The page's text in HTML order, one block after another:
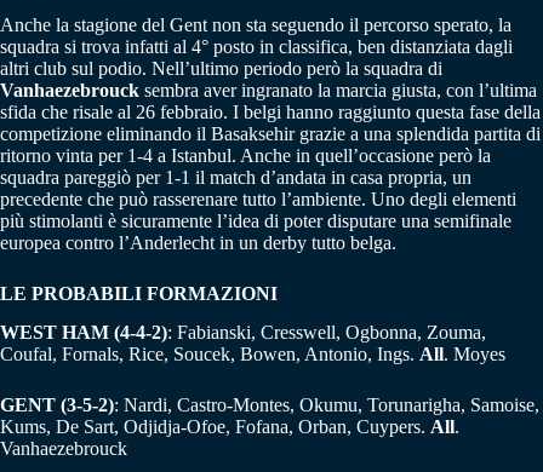
Anche la stagione del Gent non sta seguendo il percorso sperato, la
squadra si trova infatti al 4° posto in classifica, ben distanziata dagli
altri club sul podio. Nell’ultimo periodo però la squadra di
Vanhaezebrouck sembra aver ingranato la marcia giusta, con l’ultima
sfida che risale al 26 febbraio. I belgi hanno raggiunto questa fase della
competizione eliminando il Basaksehir grazie a una splendida partita di
ritorno vinta per 1-4 a Istanbul. Anche in quell’occasione però la
squadra pareggiò per 1-1 il match d’andata in casa propria, un
precedente che può rasserenare tutto l’ambiente. Uno degli elementi
più stimolanti è sicuramente l’idea di poter disputare una semifinale
europea contro l’Anderlecht in un derby tutto belga.
LE PROBABILI FORMAZIONI
WEST HAM (4-4-2): Fabianski, Cresswell, Ogbonna, Zouma,
Coufal, Fornals, Rice, Soucek, Bowen, Antonio, Ings. All. Moyes
GENT (3-5-2): Nardi, Castro-Montes, Okumu, Torunarigha, Samoise,
Kums, De Sart, Odjidja-Ofoe, Fofana, Orban, Cuypers. All.
Vanhaezebrouck